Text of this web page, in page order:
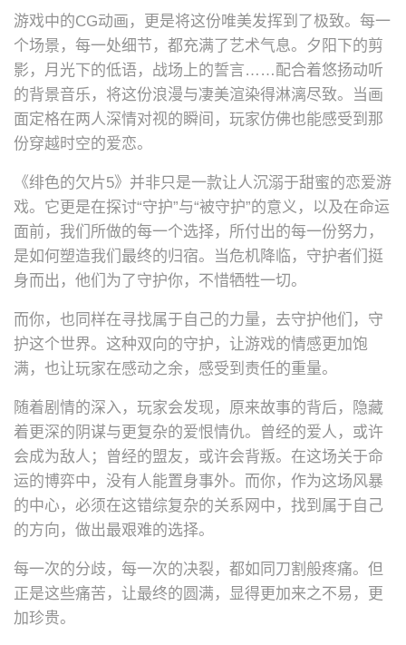
游戏中的CG动画，更是将这份唯美发挥到了极致。每一
个场景，每一处细节，都充满了艺术气息。夕阳下的剪
影，月光下的低语，战场上的誓言……配合着悠扬动听
的背景音乐，将这份浪漫与凄美渲染得淋漓尽致。当画
面定格在两人深情对视的瞬间，玩家仿佛也能感受到那
份穿越时空的爱恋。
《绯色的欠片5》并非只是一款让人沉溺于甜蜜的恋爱游
戏。它更是在探讨“守护”与“被守护”的意义，以及在命运
面前，我们所做的每一个选择，所付出的每一份努力，
是如何塑造我们最终的归宿。当危机降临，守护者们挺
身而出，他们为了守护你，不惜牺牲一切。
而你，也同样在寻找属于自己的力量，去守护他们，守
护这个世界。这种双向的守护，让游戏的情感更加饱
满，也让玩家在感动之余，感受到责任的重量。
随着剧情的深入，玩家会发现，原来故事的背后，隐藏
着更深的阴谋与更复杂的爱恨情仇。曾经的爱人，或许
会成为敌人；曾经的盟友，或许会背叛。在这场关于命
运的博弈中，没有人能置身事外。而你，作为这场风暴
的中心，必须在这错综复杂的关系网中，找到属于自己
的方向，做出最艰难的选择。
每一次的分歧，每一次的决裂，都如同刀割般疼痛。但
正是这些痛苦，让最终的圆满，显得更加来之不易，更
加珍贵。